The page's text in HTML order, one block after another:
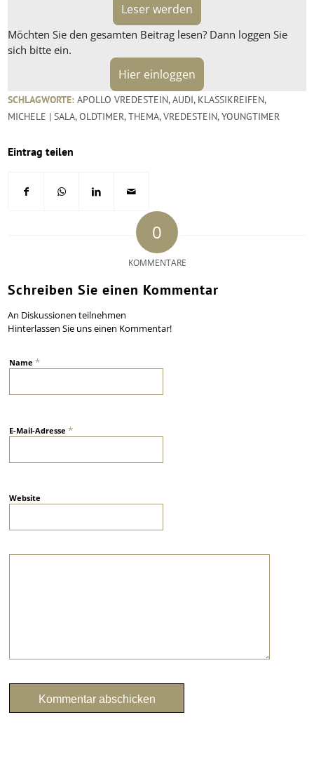
Leser werden
Möchten Sie den gesamten Beitrag lesen? Dann loggen Sie
sich bitte ein.
Hier einloggen
SCHLAGWORTE: APOLLO VREDESTEIN,AUDI, KLASSIKREIFEN,
MICHELE | SALA,OLDTIMER,THEMA,VREDESTEIN,YOUNGTIMER
Eintrag teilen
0
KOMMENTARE
Schreiben Sie einen Kommentar
An Diskussionen teilnehmen
Hinterlassen Sie uns einen Kommentar!
Name*
E-Mail-Adresse*
Website